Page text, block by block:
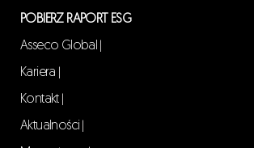
POBIERZ RAPORT ESG
Asseco Global
Kariera
Kontakt|
Aktualności